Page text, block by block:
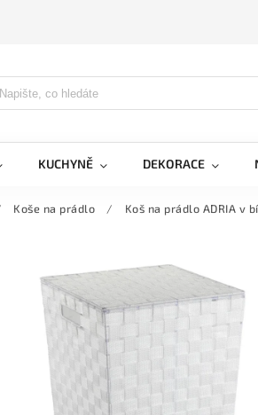
KUCHYNĚ DEKORACE
Koše na prádlo / Koš na prádlo ADRIA v